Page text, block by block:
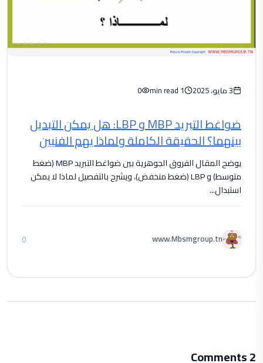
3 مايو، 2025 1 min read
0
ضواغط التبريد MBP و LBP: هل يمكن التبديل
بينهما؟ الحقيقة الكاملة ولماذا يهم الفنيين
يوضح المقال الفروق الجوهرية بين ضواغط التبريد MBP (ضغط
متوسط) و LBP (ضغط منخفض)، ويشرح بالتفصيل لماذا لا يمكن
استبدال...
www.Mbsmgroup.tn
0
2 Comments